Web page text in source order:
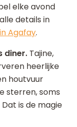
elke avond
details in
Agafay.
diner. Tajine,
heerlijke
houtvuur
sterren, soms
is de magie